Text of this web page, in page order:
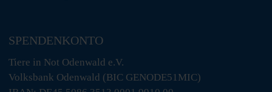
SPENDENKONTO
Tiere in Not Odenwald e.V.
Volksbank Odenwald (BIC GENODE51MIC)